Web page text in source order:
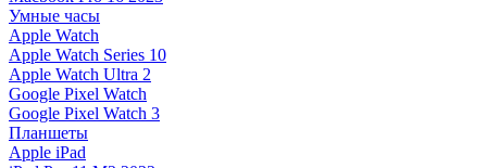
Умные часы
Apple Watch
Apple Watch Series 10
Apple Watch Ultra 2
Google Pixel Watch
Google Pixel Watch 3
Планшеты
Apple iPad